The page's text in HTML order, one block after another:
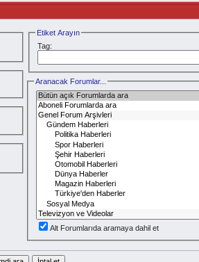
Etiket Arayın
Tag:
Aranacak Forumlar...
Alt Forumlarıda aramaya dahil et